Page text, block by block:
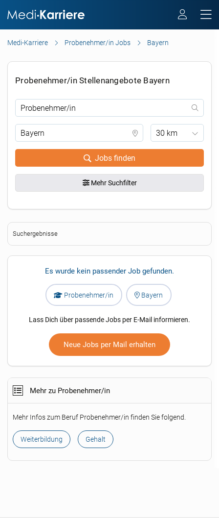
Medi-Karriere Probenehmer/in Jobs Bayern
Probenehmer/in Stellenangebote Bayern
30 km
Jobs finden
Mehr Suchfilter
Suchergebnisse
Es wurde kein passender Job gefunden.
Probenehmer/in Bayern
Lass Dich über passende Jobs per E-Mail informieren.
Neue Jobs per Mail erhalten
Mehr zu Probenehmer/in
Mehr Infos zum Beruf Probenehmer/in finden Sie folgend.
Weiterbildung Gehalt